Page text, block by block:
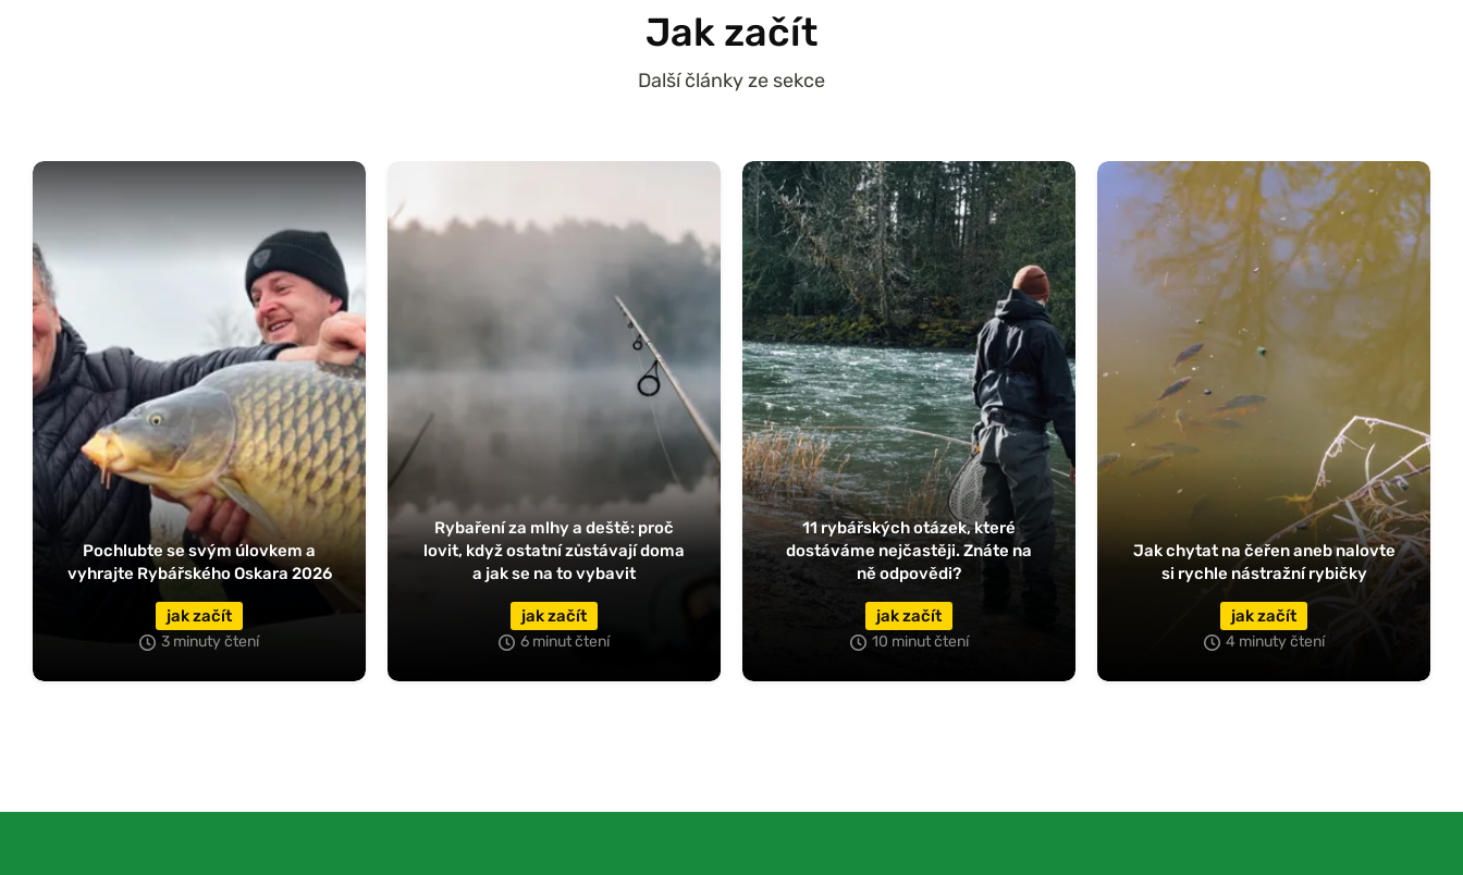
Jak začít
Další články ze sekce
Pochlubte se svým úlovkem a
vyhrajte Rybářského Oskara 2026
jak začít
3 minuty čtení
Rybaření za mlhy a deště: proč
lovit, když ostatní zůstávají doma
a jak se na to vybavit
jak začít
6 minut čtení
11 rybářských otázek, které
dostáváme nejčastěji. Znáte na
ně odpovědi?
jak začít
10 minut čtení
Jak chytat na čeřen aneb nalovte
si rychle nástražní rybičky
jak začít
4 minuty čtení